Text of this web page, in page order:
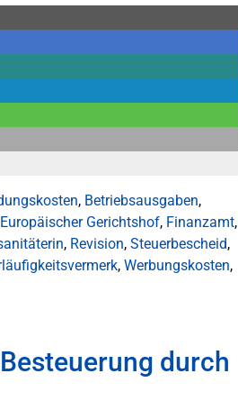
, Betriebsausgaben,
Europäischer Gerichtshof, Finanzamt,
, Revision, Steuerbescheid,
, Werbungskosten,
durch